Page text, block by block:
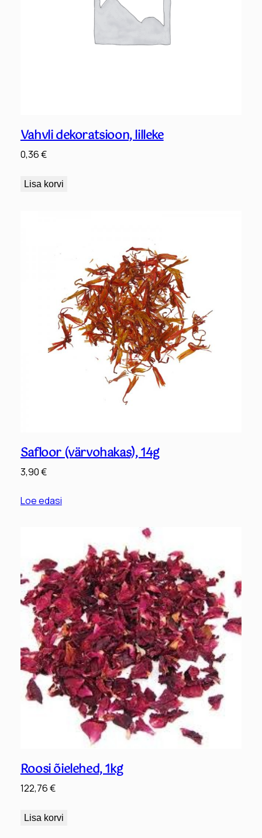
Vahvli dekoratsioon, lilleke
0,36€
Lisa korvi
Safloor (värvohakas), 14g
3,90€
Loe edasi
Roosi õielehed, 1kg
122,76€
Lisa korvi